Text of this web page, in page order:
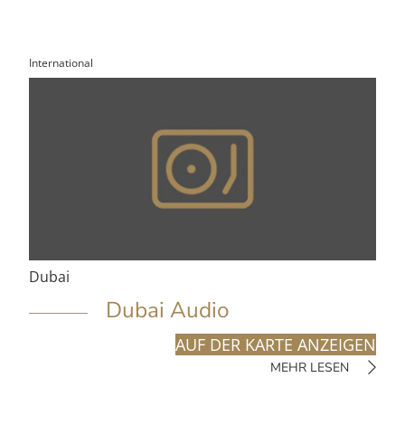
International
Dubai
Dubai Audio
AUF DER KARTE ANZEIGEN
MEHR LESEN